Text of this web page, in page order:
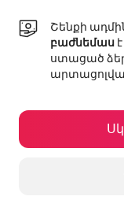
Շենքի
բաժնեմաս
ստացած